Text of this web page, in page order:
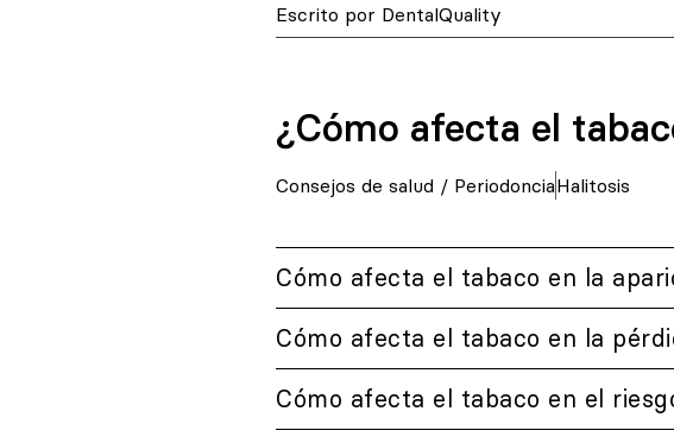
Escrito por DentalQuality
¿Cómo afecta el
Consejos de salud / PeriodonciaHalitosis
Cómo afecta el tabaco en la
Cómo afecta el tabaco en la
Cómo afecta el tabaco en el